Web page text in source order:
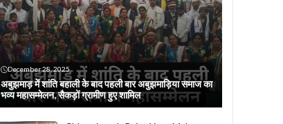
December 28, 2025
अबुझमाड़ में शांति बहाली के बाद पहली बार अबुझमाड़िया समाज का
भव्य महासम्मेलन, सैकड़ों ग्रामीण हुए शामिल